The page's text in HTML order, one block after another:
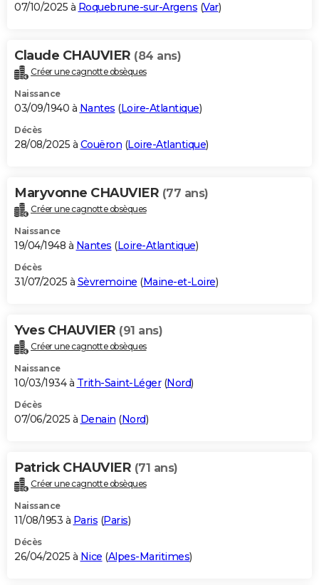
07/10/2025 à Roquebrune-sur-Argens (Var)
Claude CHAUVIER (84 ans)
Créer une cagnotte obsèques
Naissance
03/09/1940 à Nantes (Loire-Atlantique)
Décès
28/08/2025 à Couëron (Loire-Atlantique)
Maryvonne CHAUVIER (77 ans)
Créer une cagnotte obsèques
Naissance
19/04/1948 à Nantes (Loire-Atlantique)
Décès
31/07/2025 à Sèvremoine (Maine-et-Loire)
Yves CHAUVIER (91 ans)
Créer une cagnotte obsèques
Naissance
10/03/1934 à Trith-Saint-Léger(Nord)
Décès
07/06/2025 à Denain (Nord)
Patrick CHAUVIER (71 ans)
Créer une cagnotte obsèques
Naissance
11/08/1953 à Paris (Paris)
Décès
26/04/2025 à Nice (Alpes-Maritimes)